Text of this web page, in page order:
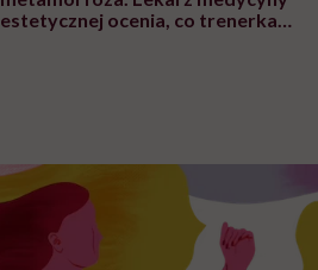
estetycznej ocenia, co trenerka